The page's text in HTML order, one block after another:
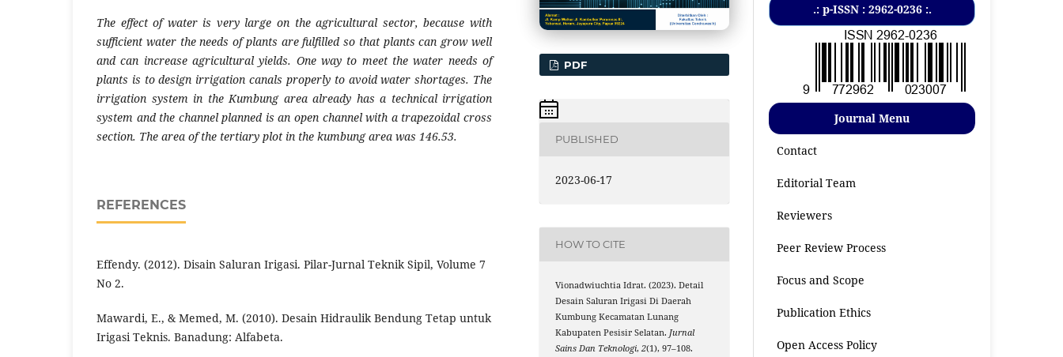
The effect of water is very large on the agricultural sector, because with
sufficient water the needs of plants are fulfilled so that plants can grow well
and can increase agricultural yields. One way to meet the water needs of
plants is to design irrigation canals properly to avoid water shortages. The
irrigation system in the Kumbung area already has a technical irrigation
system and the channel planned is an open channel with a trapezoidal cross
section. The area of ​​the tertiary plot in the kumbung area was 146.53.
REFERENCES
Effendy. (2012). Disain Saluran Irigasi. Pilar-Jurnal Teknik Sipil, Volume 7
No 2.
Mawardi, E., & Memed, M. (2010). Desain Hidraulik Bendung Tetap untuk
Irigasi Teknis. Banadung: Alfabeta.
PDF
PUBLISHED
2023-06-17
HOW TO CITE
Vionadwiuchtia Idrat. (2023). Detail
Desain Saluran Irigasi Di Daerah
Kumbung Kecamatan Lunang
Kabupaten Pesisir Selatan.Jurnal
Sains Dan Teknologi,2(1), 97–108.
.: p-ISSN : 2962-0236 :.
Journal Menu
Contact
Editorial Team
Reviewers
Peer Review Process
Focus and Scope
Publication Ethics
Open Access Policy